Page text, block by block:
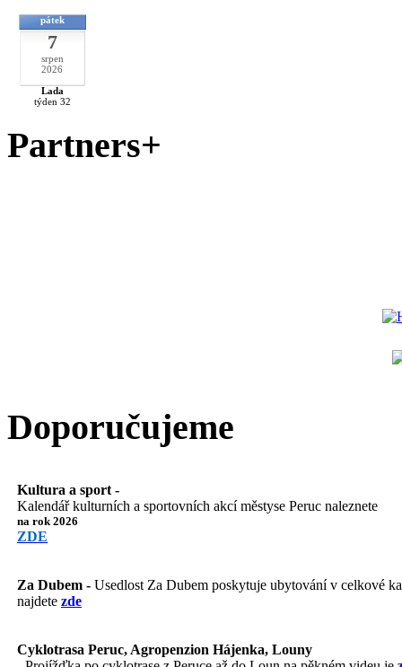
pátek
7
srpen
2026
Lada
týden 32
Partners+
Doporučujeme
Kultura a sport -
Kalendář kulturních a sportovních akcí městyse Peruc naleznete
na rok 2026
ZDE
Za Dubem - Usedlost Za Dubem poskytuje ubytování v celkové
najdete zde
Cyklotrasa Peruc, Agropenzion Hájenka, Louny